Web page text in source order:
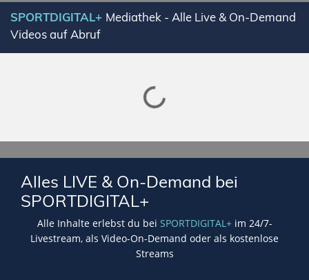
SPORTDIGITAL+ Mediathek - Alle Live & On-Demand
Videos auf Abruf
Lade SPORTDIGITAL+ Mediathek
Alles LIVE & On-Demand bei
SPORTDIGITAL+
Alle Inhalte erlebst du bei SPORTDIGITAL+im 24/7-
Livestream, als Video-On-Demand oder als kostenlose
Streams